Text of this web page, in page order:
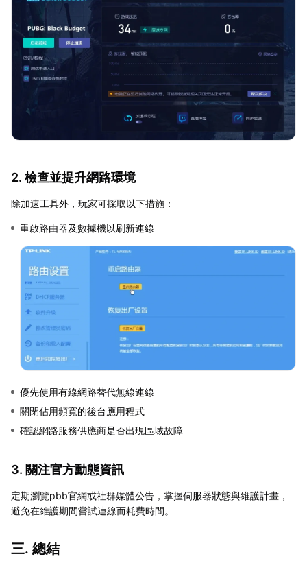
2. 檢查並提升網路環境
除加速工具外，玩家可採取以下措施：
重啟路由器及數據機以刷新連線
優先使用有線網路替代無線連線
關閉佔用頻寬的後台應用程式
確認網路服務供應商是否出現區域故障
3. 關注官方動態資訊
定期瀏覽pbb官網或社群媒體公告，掌握伺服器狀態與維護計畫，
避免在維護期間嘗試連線而耗費時間。
三. 總結